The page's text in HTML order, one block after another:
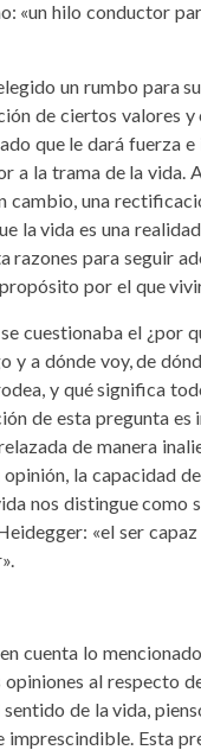
«un hilo conductor
un rumbo para
de ciertos valores y
que le dará fuerza e
a la trama de la vida.
cambio, una
la vida es una
razones para seguir
por el que
cuestionaba el ¿por
y a dónde voy, de
y qué significa
de esta pregunta es
de manera
opinión, la capacidad
nos distingue como
«el ser
cuenta lo
opiniones al respecto
de la vida,
imprescindible. Esta